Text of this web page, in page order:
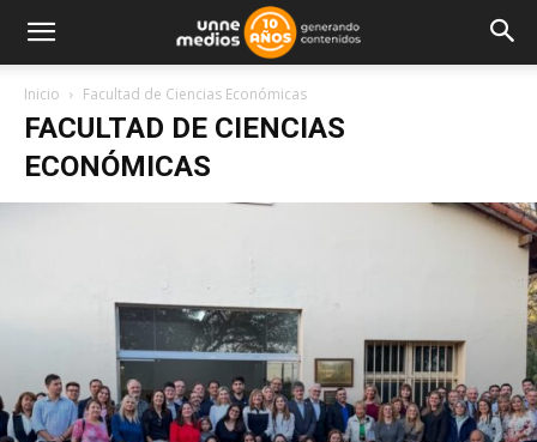
Inicio Facultad de Ciencias Económicas
FACULTAD DE CIENCIAS
ECONÓMICAS